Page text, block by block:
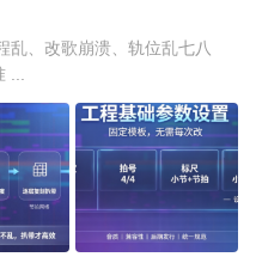
乱、改歌崩溃、轨位乱七八